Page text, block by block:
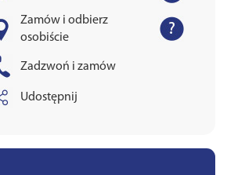
Zamów i odbierz
osobiście
Zadzwoń i zamów
Udostępnij